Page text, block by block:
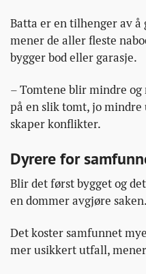
Batta er en tilhenger av å
mener de aller fleste
bygger bod eller garasje.
– Tomtene blir mindre
på en slik tomt, jo mindre
skaper konflikter.
Dyrere for
Blir det først bygget og
en dommer avgjøre saken.
Det koster samfunnet
mer usikkert utfall,